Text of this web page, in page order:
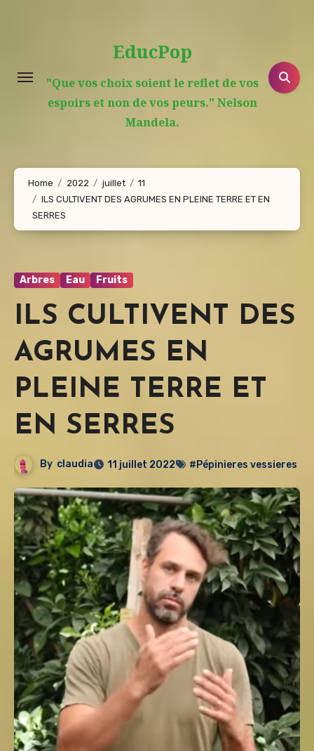
EducPop
"Que vos choix soient le reflet de vos
espoirs et non de vos peurs." Nelson
Mandela.
Home 2022 juillet
11
ILS CULTIVENT DES AGRUMES EN PLEINE TERRE ET EN
SERRES
Arbres Eau Fruits
ILS CULTIVENT DES
AGRUMES EN
PLEINE TERRE ET
EN SERRES
By claudia 11 juillet 2022 #Pépinieres vessieres